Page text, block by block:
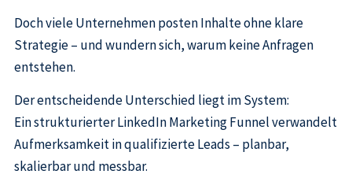
Doch viele Unternehmen posten Inhalte ohne klare
Strategie – und wundern sich, warum keine Anfragen
entstehen.
Der entscheidende Unterschied liegt im System:
Ein strukturierter LinkedIn Marketing Funnel verwandelt
Aufmerksamkeit in qualifizierte Leads – planbar,
skalierbar und messbar.